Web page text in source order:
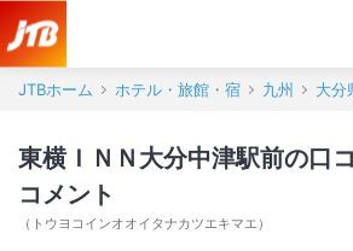
JTBホーム ホテル・旅館・宿 九州 大分
東横ＩＮＮ大分中津駅前の口
コメント
（ トウヨコインオオイタナカツエキマエ ）